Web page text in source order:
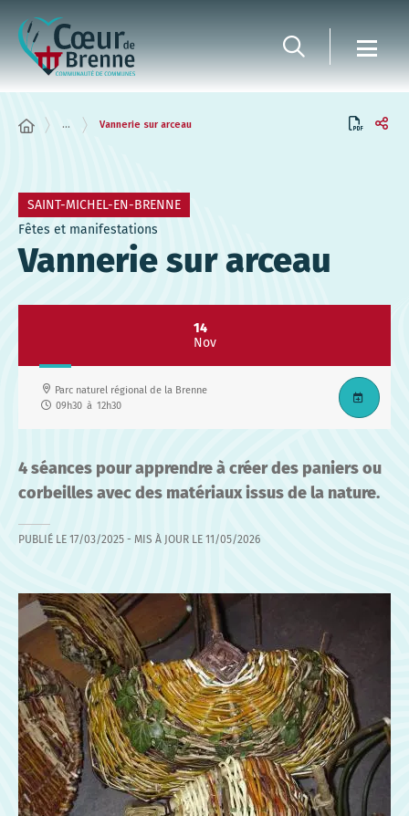
... Vannerie sur arceau
SAINT-MICHEL-EN-BRENNE
Fêtes et manifestations
Vannerie sur arceau
14
Nov
Parc naturel régional de la Brenne
09h30 à 12h30
4 séances pour apprendre à créer des paniers ou
corbeilles avec des matériaux issus de la nature.
PUBLIÉ LE 17/03/2025 - MIS À JOUR LE 11/05/2026